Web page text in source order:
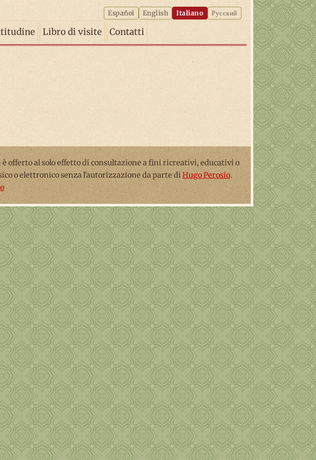
Español English Italiano Русский
Libro di visite Contatti
offerto al solo effetto di consultazione a fini ricreativi, educativi o
o elettronico senza l'autorizzazione da parte diHugo Perosio.